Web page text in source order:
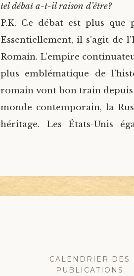
tel débat a-t-il raison d’être?
P.K. Ce débat est plus que
Essentiellement, il s’agit de
Romain. L’empire
plus emblématique de
romain vont bon train depuis
monde contemporain, la
héritage. Les États-Unis
CALENDRIER DES
PUBLICATIONS